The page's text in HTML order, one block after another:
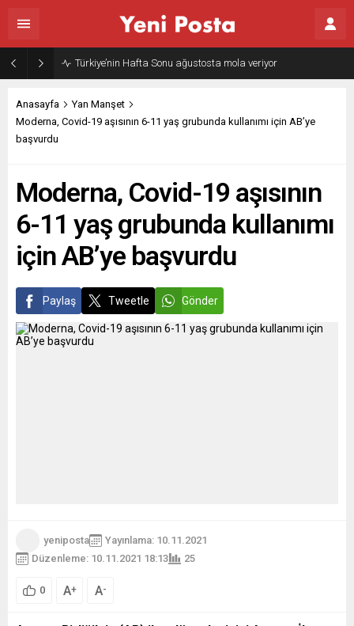
Türkiye’nin Hafta Sonu ağustosta mola veriyor
Anasayfa
Yan Manşet
Moderna, Covid-19 aşısının 6-11 yaş grubunda kullanımı için AB’ye
başvurdu
Moderna, Covid-19 aşısının
6-11 yaş grubunda kullanımı
için AB’ye başvurdu
Paylaş Tweetle Gönder
yeniposta
Yayınlama: 10.11.2021
Düzenleme: 10.11.2021 18:13
25
0 A+ A-